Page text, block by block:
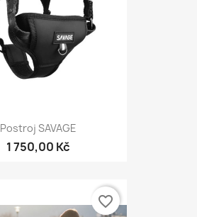
Postroj SAVAGE
1 750,00 Kč
favorite_border